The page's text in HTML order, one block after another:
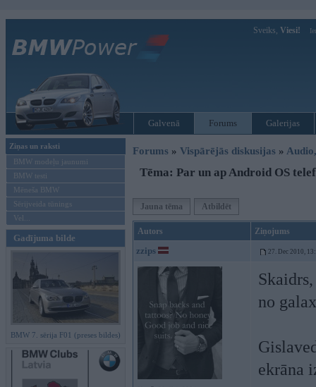
Sveiks, Viesi!
Galvenā Forums Galerijas
Ziņas un raksti
BMW modeļu jaunumi
BMW testi
Mēneša BMW
Sērijveida tūnings
Vel...
Gadījuma bilde
BMW 7. sērija F01 (preses bildes)
Forums » Vispārējās diskusijas »
Tēma: Par un ap Android OS
Jauna tēma Atbildēt
Autors Ziņojums
zzips 27. Dec 2010,
no
ekrāna